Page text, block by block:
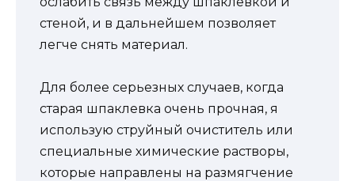
стеной, и в дальнейшем позволяет
легче снять материал.
Для более серьезных случаев, когда
старая шпаклевка очень прочная, я
использую струйный очиститель или
специальные химические растворы,
которые направлены на размягчение